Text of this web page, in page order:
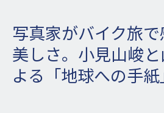
写真家がバイク旅
美しさ。小見山峻
よる「地球への手紙